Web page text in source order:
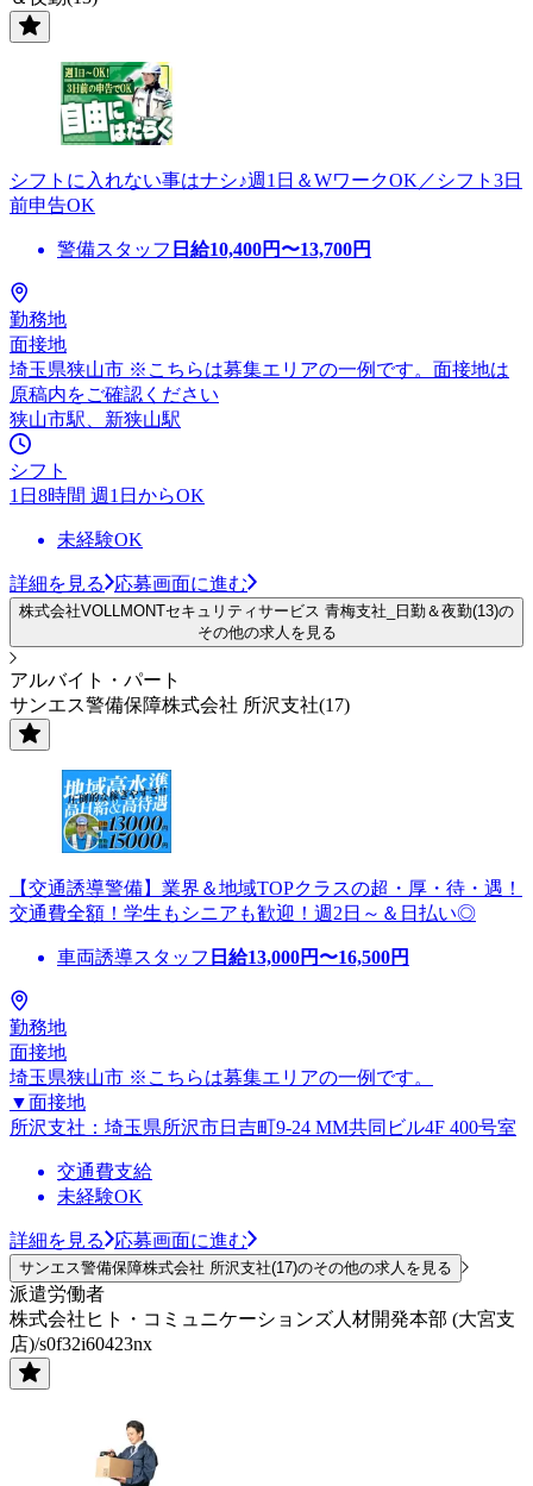
シフトに入れない事はナシ♪週1日＆WワークOK／シフト3日
前申告OK
警備スタッフ 日給10,400円〜13,700円
勤務地
面接地
埼玉県狭山市 ※こちらは募集エリアの一例です。面接地は
原稿内をご確認ください
狭山市駅、新狭山駅
シフト
1日8時間 週1日からOK
未経験OK
詳細を見る 応募画面に進む
株式会社VOLLMONTセキュリティサービス 青梅支社_日勤＆夜勤(13)の
その他の求人を見る
アルバイト・パート
サンエス警備保障株式会社 所沢支社(17)
【交通誘導警備】業界＆地域TOPクラスの超・厚・待・遇！
交通費全額！学生もシニアも歓迎！週2日～＆日払い◎
車両誘導スタッフ 日給13,000円〜16,500円
勤務地
面接地
埼玉県狭山市 ※こちらは募集エリアの一例です。
▼面接地
所沢支社：埼玉県所沢市日吉町9-24 MM共同ビル4F 400号室
交通費支給
未経験OK
詳細を見る 応募画面に進む
サンエス警備保障株式会社 所沢支社(17)のその他の求人を見る
派遣労働者
株式会社ヒト・コミュニケーションズ人材開発本部 (大宮支
店)/s0f32i60423nx